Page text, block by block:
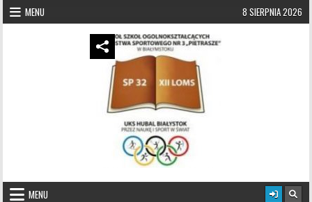
Skip to content
MENU 8 SIERPNIA 2026
UKS Hubal Białystok
MENU